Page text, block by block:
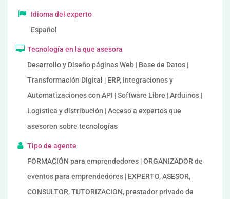
Idioma del experto
Español
Tecnología en la que asesora
Desarrollo y Diseño páginas Web | Base de Datos |
Transformación Digital | ERP, Integraciones y
Automatizaciones con API | Software Libre | Arduinos |
Logística y distribución | Acceso a expertos que
asesoren sobre tecnologías
Tipo de agente
FORMACIÓN para emprendedores | ORGANIZADOR de
eventos para emprendedores | EXPERTO, ASESOR,
CONSULTOR, TUTORIZACION, prestador privado de